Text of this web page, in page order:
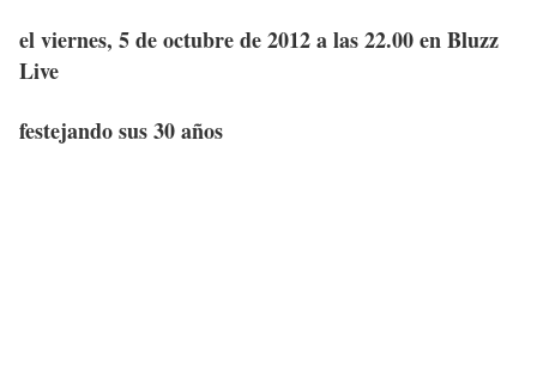
el viernes, 5 de octubre de 2012 a las 22.00 en Bluzz
Live
festejando sus 30 años